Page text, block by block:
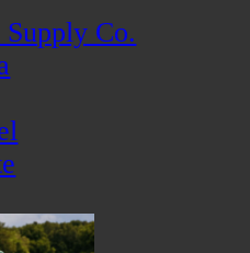
Co.